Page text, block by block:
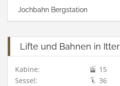
Jochbahn Bergstation
Lifte und Bahnen in Itter
Kabine:
15
Sessel:
36